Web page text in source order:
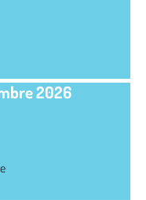
2026